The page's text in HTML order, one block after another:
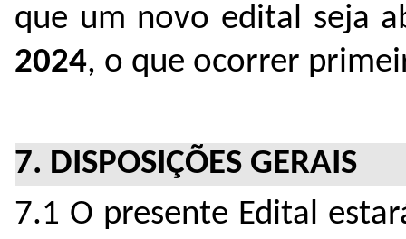
que um novo edital seja
2024, o que ocorrer
7. DISPOSIÇÕES GERAIS
7.1 O presente Edital